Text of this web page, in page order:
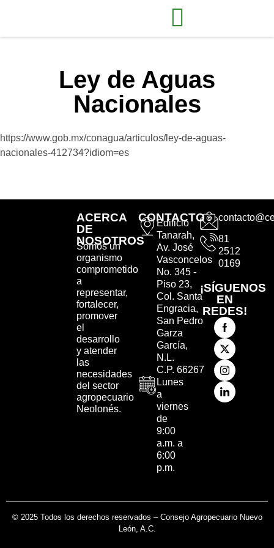
Ley de Aguas
Nacionales
https://www.gob.mx/conagua/articulos/ley-de-aguas-
nacionales-412734?idiom=es
ACERCA
DE
NOSOTROS
Somos un
organismo
comprometido
a
representar,
fortalecer,
promover
el
desarrollo
y atender
las
necesidades
del sector
agropecuario
Neolonés.
CONTACTO
Edificio
Tanarah,
Av. José
Vasconcelos
No. 345 -
Piso 23,
Col. Santa
Engracia,
San Pedro
Garza
García,
N.L.
C.P. 66267
Lunes
a
viernes
de
9:00
a.m. a
6:00
p.m.
81
2512
0169
¡SÍGUENOS
EN
REDES!
© 2025 Todos los derechos reservados – Consejo Agropecuario Nuevo
León, A.C.